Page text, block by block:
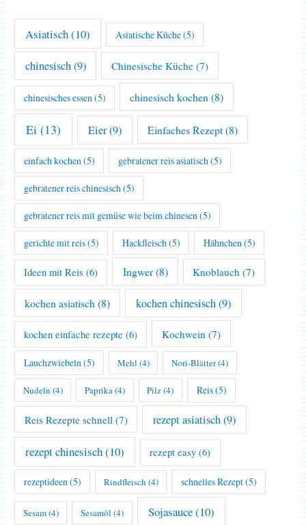
Asiatisch(10) Asiatische Küche(5)
chinesisch(9) Chinesische Küche (7)
chinesisches essen(5) chinesisch kochen (8)
Ei (13) Eier(9) Einfaches Rezept(8)
einfach kochen(5) gebratener reis asiatisch(5)
gebratener reis chinesisch (5)
gebratener reis mit gemüse wie beim chinesen (5)
gerichte mit reis(5) Hackfleisch (5) Hähnchen (5)
Ideen mit Reis (6) Ingwer(8) Knoblauch (7)
kochen asiatisch (8) kochen chinesisch(9)
kochen einfache rezepte (6) Kochwein (7)
Lauchzwiebeln(5) Mehl (4) Nori-Blätter(4)
Nudeln (4) Paprika(4) Pilz(4) Reis(5)
Reis Rezepte schnell (7) rezept asiatisch(9)
rezept chinesisch(10) rezept easy (6)
rezeptideen (5) Rindfleisch (4) schnelles Rezept(5)
Sesam(4) Sesamöl (4) Sojasauce(10)